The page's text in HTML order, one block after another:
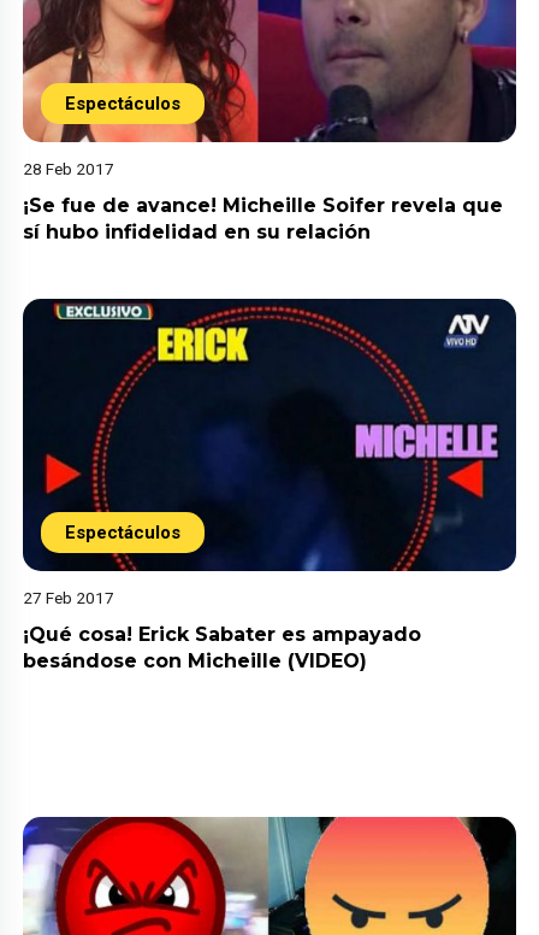
Espectáculos
28 Feb 2017
¡Se fue de avance! Micheille Soifer revela que
sí hubo infidelidad en su relación
Espectáculos
27 Feb 2017
¡Qué cosa! Erick Sabater es ampayado
besándose con Micheille (VIDEO)